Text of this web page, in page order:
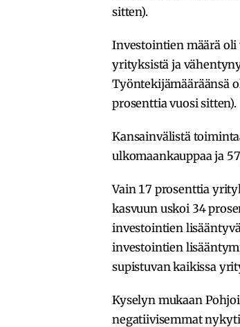
sitten).
Investointien määrä oli
yrityksistä ja
Työntekijämääräänsä
prosenttia vuosi sitten).
Kansainvälistä
ulkomaankauppaa ja
Vain 17 prosenttia
kasvuun uskoi 34
investointien
investointien
supistuvan kaikissa
Kyselyn mukaan
negatiivisemmat